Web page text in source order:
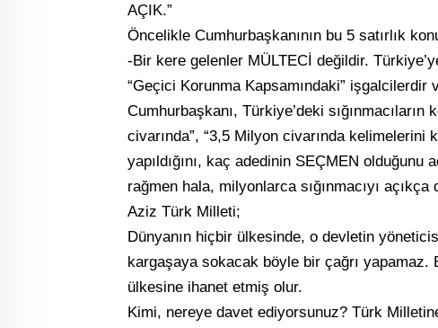
AÇIK.”
Öncelikle Cumhurbaşkanının bu 5 satırlık
-Bir kere gelenler MÜLTECİ değildir.
“Geçici Korunma Kapsamındaki”
Cumhurbaşkanı, Türkiye’deki
civarında”, “3,5 Milyon civarında kelimelerini
yapıldığını, kaç adedinin SEÇMEN olduğunu
rağmen hala, milyonlarca sığınmacıyı
Aziz Türk Milleti;
Dünyanın hiçbir ülkesinde, o devletin
kargaşaya sokacak böyle bir çağrı yapamaz.
ülkesine ihanet etmiş olur.
Kimi, nereye davet ediyorsunuz? Türk